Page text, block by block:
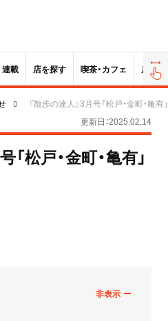
連載 店を探す 喫茶・カフェ 居酒屋
『散歩の達人』3月号「松戸・金町・亀
更新日：2025.02.14
「松戸・金町・亀有」